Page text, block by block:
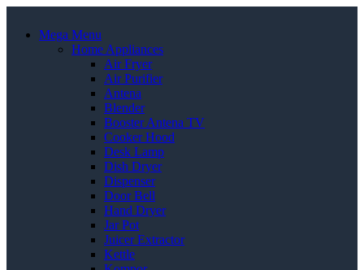
Mega Menu
Home Appliances
Air Fryer
Air Purifier
Antena
Blender
Booster Antena TV
Cooker Hood
Desk Lamp
Dish Dryer
Dispenser
Door Bell
Hand Dryer
Jar Pot
Juicer Extractor
Kettle